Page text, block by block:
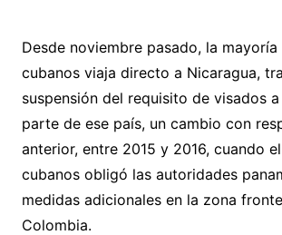
Desde noviembre pasado, la
cubanos viaja directo a Nicaragua,
suspensión del requisito de visados
parte de ese país, un cambio con
anterior, entre 2015 y 2016, cuando
cubanos obligó las autoridades
medidas adicionales en la zona
Colombia.